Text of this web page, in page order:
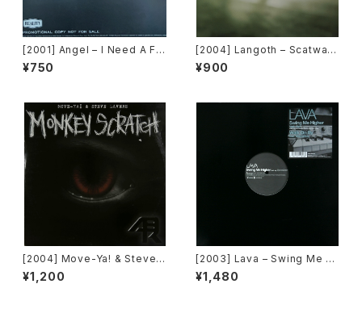
[2001] Angel – I Need A Fr
eak [Cantune Records]
¥750
[2004] Langoth – Scatwalk
[Sunshine Enterprises]
¥900
[2004] Move-Ya! & Steve L
avers – Monkey Scratch [A
udio Bug Records]
¥1,200
[2003] Lava – Swing Me Hi
gher / Walk On By [JLA Am
usement]
¥1,480